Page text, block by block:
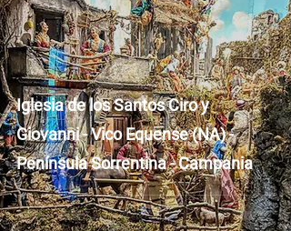
Iglesia de los Santos Ciro y
Giovanni - Vico Equense (NA) -
Península Sorrentina - Campania